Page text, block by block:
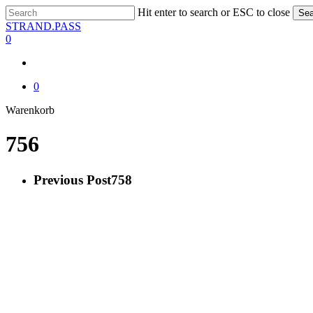
Skip
to
main
Hit enter to search or ESC to close
Close
Search
STRAND.PASS
0
0
WarenkorbClose
756
Previous Post758